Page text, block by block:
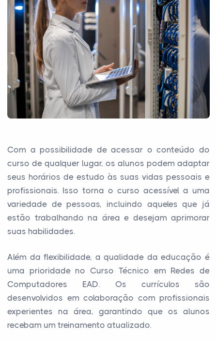
Com a possibilidade de acessar o conteúdo do
curso de qualquer lugar, os alunos podem adaptar
seus horários de estudo às suas vidas pessoais e
profissionais. Isso torna o curso acessível a uma
variedade de pessoas, incluindo aqueles que já
estão trabalhando na área e desejam aprimorar
suas habilidades.
Além da flexibilidade, a qualidade da educação é
uma prioridade no Curso Técnico em Redes de
Computadores EAD. Os currículos são
desenvolvidos em colaboração com profissionais
experientes na área, garantindo que os alunos
recebam um treinamento atualizado.